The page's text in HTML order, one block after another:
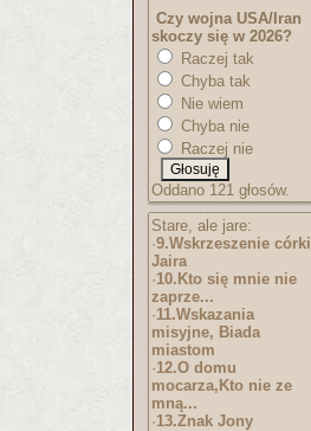
Czy wojna USA/Iran
skoczy się w 2026?
Raczej tak
Chyba tak
Nie wiem
Chyba nie
Raczej nie
Oddano 121 głosów.
Stare, ale jare:
·9.Wskrzeszenie córki
Jaira
·10.Kto się mnie nie
zaprze...
·11.Wskazania
misyjne, Biada
miastom
·12.O domu
mocarza,Kto nie ze
mną...
·13.Znak Jony